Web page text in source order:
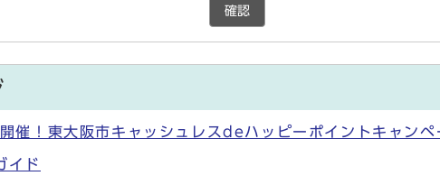
確認
催！東大阪市キャッシュレスdeハッピーポイントキャン
イド